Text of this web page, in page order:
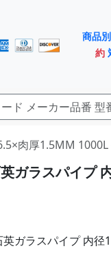
商品別
約
肉厚1.5MM
ガラスパイプ
英ガラスパイプ 内